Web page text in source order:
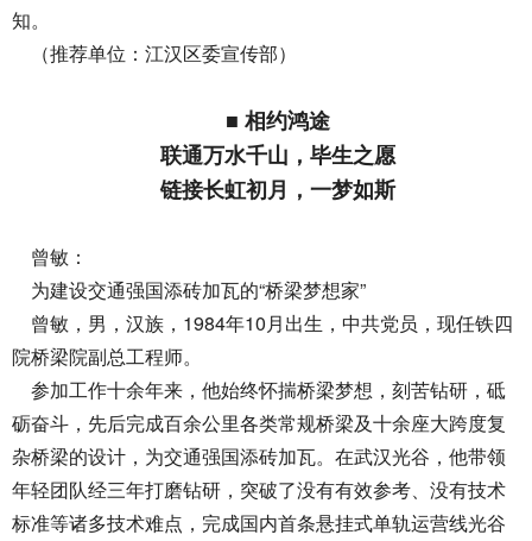
知。
（推荐单位：江汉区委宣传部）
■ 相约鸿途
联通万水千山，毕生之愿
链接长虹初月，一梦如斯
曾敏：
为建设交通强国添砖加瓦的“桥梁梦想家”
曾敏，男，汉族，1984年10月出生，中共党员，现任铁四
院桥梁院副总工程师。
参加工作十余年来，他始终怀揣桥梁梦想，刻苦钻研，砥
砺奋斗，先后完成百余公里各类常规桥梁及十余座大跨度复
杂桥梁的设计，为交通强国添砖加瓦。在武汉光谷，他带领
年轻团队经三年打磨钻研，突破了没有有效参考、没有技术
标准等诸多技术难点，完成国内首条悬挂式单轨运营线光谷